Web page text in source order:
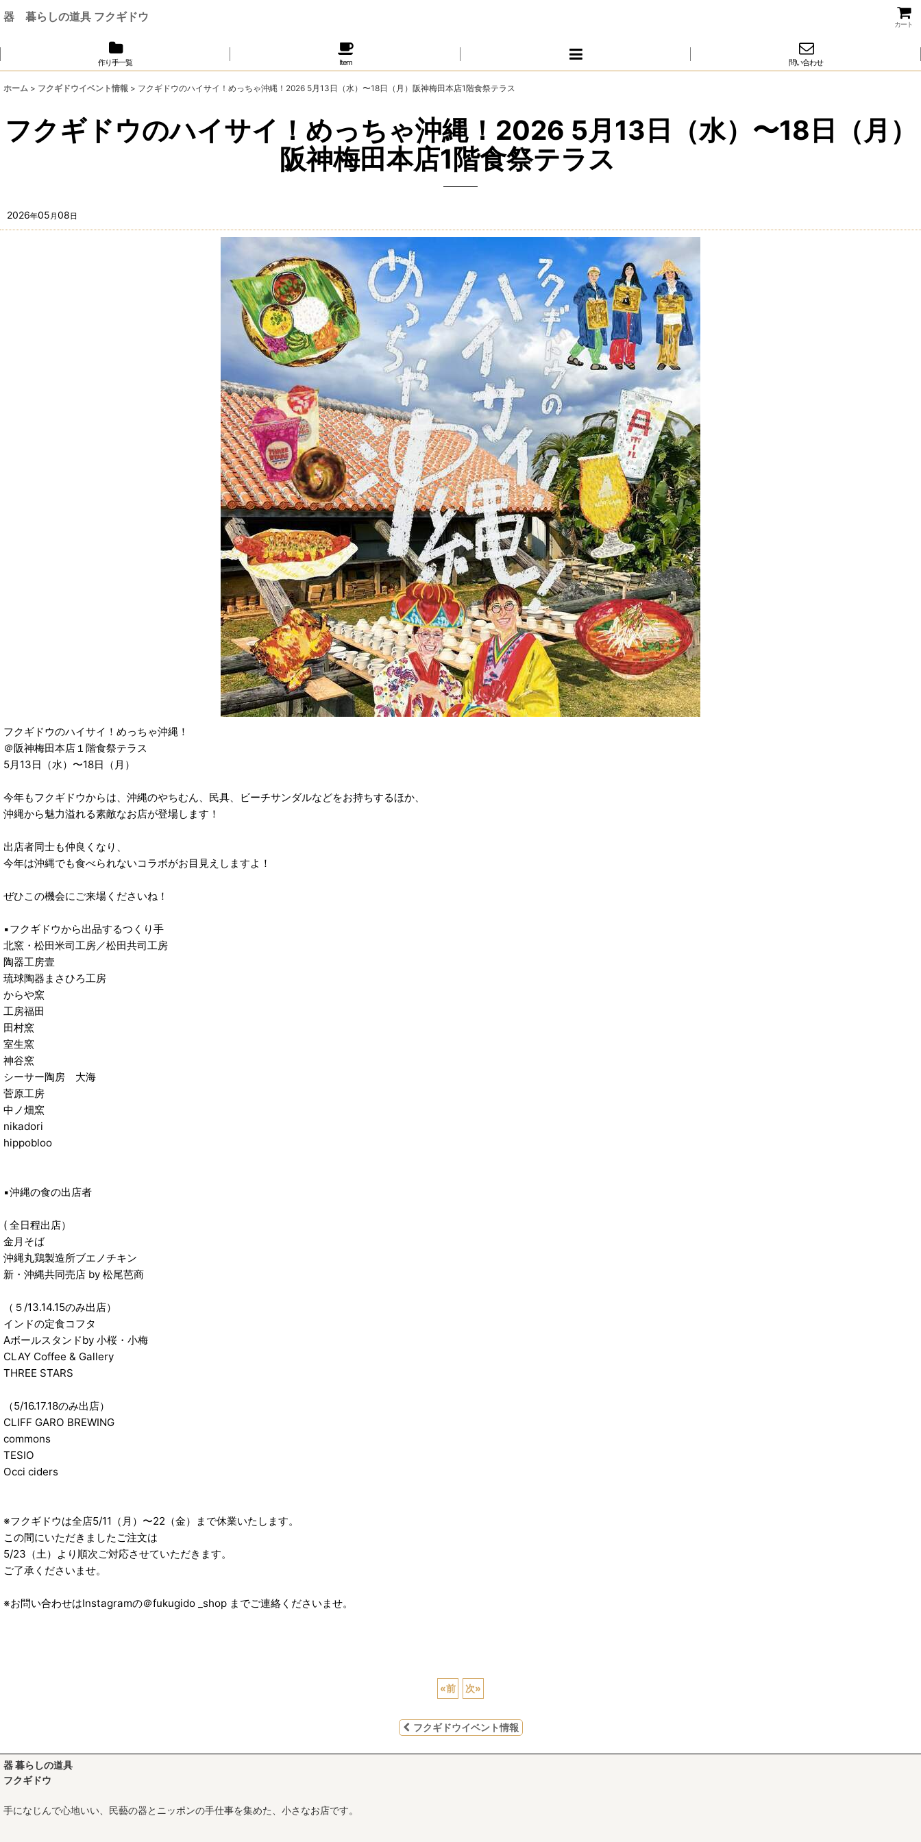
器 暮らしの道具 フクギドウ
カート
作り手一覧 Item 問い合わせ
ホーム > フクギドウイベント情報 > フクギドウのハイサイ！めっちゃ沖縄！2026 5月13日（水）〜18日（月）阪神梅田本店1階食祭テラス
フクギドウのハイサイ！めっちゃ沖縄！2026 5月13日（水）〜18日（月）
阪神梅田本店1階食祭テラス
2026年05 月08日
フクギドウのハイサイ！めっちゃ沖縄！
＠阪神梅田本店１階食祭テラス
5月13日（水）〜18日（月）
今年もフクギドウからは、沖縄のやちむん、民具、ビーチサンダルなどをお持ちするほか、
沖縄から魅力溢れる素敵なお店が登場します！
出店者同士も仲良くなり、
今年は沖縄でも食べられないコラボがお目見えしますよ！
ぜひこの機会にご来場くださいね！
▪️フクギドウから出品するつくり手
北窯・松田米司工房／松田共司工房
陶器工房壹
琉球陶器まさひろ工房
からや窯
工房福田
田村窯
室生窯
神谷窯
シーサー陶房 大海
菅原工房
中ノ畑窯
nikadori
hippobloo
▪️沖縄の食の出店者
( 全日程出店）
金月そば
沖縄丸鶏製造所ブエノチキン
新・沖縄共同売店 by 松尾芭商
（５/13.14.15のみ出店）
インドの定食コフタ
Aボールスタンドby 小桜・小梅
CLAY Coffee & Gallery
THREE STARS
（5/16.17.18のみ出店）
CLIFF GARO BREWING
commons
TESIO
Occi ciders
※フクギドウは全店5/11（月）〜22（金）まで休業いたします。
この間にいただきましたご注文は
5/23（土）より順次ご対応させていただきます。
ご了承くださいませ。
※お問い合わせはInstagramの＠fukugido _shop までご連絡くださいませ。
«前 次»
フクギドウイベント情報
器 暮らしの道具
フクギドウ
手になじんで心地いい、民藝の器とニッポンの手仕事を集めた、小さなお店です。